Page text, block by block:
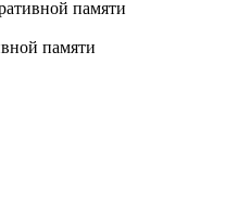
памяти
памяти